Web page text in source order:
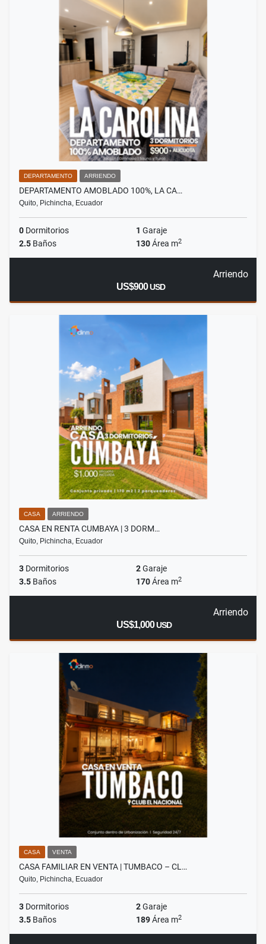
DEPARTAMENTO ARRIENDO
DEPARTAMENTO AMOBLADO 100%, LA CA…
Quito, Pichincha, Ecuador
0 Dormitorios 1 Garaje
2.5 Baños 130Área m2
Arriendo
US$900USD
CASA ARRIENDO
CASA EN RENTA CUMBAYA | 3 DORM…
Quito, Pichincha, Ecuador
3 Dormitorios 2Garaje
3.5 Baños 170Área m2
Arriendo
US$1,000USD
CASA VENTA
CASA FAMILIAR EN VENTA | TUMBACO – CL…
Quito, Pichincha, Ecuador
3 Dormitorios 2Garaje
3.5 Baños 189Área m2